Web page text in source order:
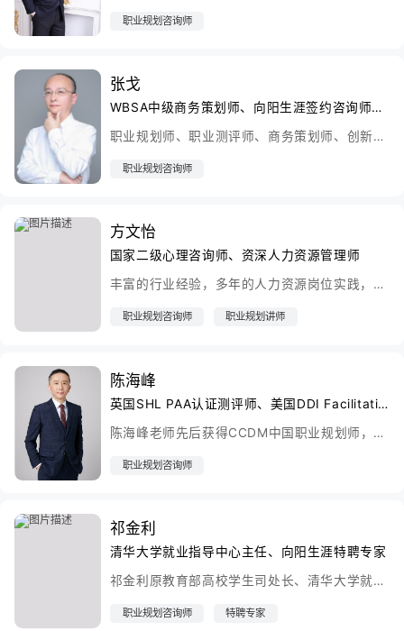
职业规划咨询师
张戈
WBSA中级商务策划师、向阳生涯签约咨询师、上海交通大学工学博士
职业规划师、职业测评师、商务策划师、创新创业项目实战导师 中国职业规划师张戈有多年的企业实际工作经验,在企业的管理咨询和培训方面有着丰富的经验,从事高等教育多年,累计完成200多例职业规划案例。
职业规划咨询师
方文怡
国家二级心理咨询师、资深人力资源管理师
丰富的行业经验，多年的人力资源岗位实践，使其熟知通信、广告新媒体、新型服务业的用人理念，为通用管理岗位、设计人员、生产技术人员提供精准的职业定位和转型重塑。7年来，处理个人职业规划案例300余起，深得客户的好评，满意率达到98%。
职业规划咨询师 职业规划讲师
陈海峰
英国SHL PAA认证测评师、美国DDI Facilitation Skills认证讲师
陈海峰老师先后获得CCDM中国职业规划师，BSC职业规划咨询导师资质。专注于咨询客户职业生涯各个转型阶段的职业发展与核心专业能力提升。运用职业规划咨询技术和自身行业专业经验，通过专业定性和定量工具测评分析，形成具有个人独特职业优势的专业解决方案。
职业规划咨询师
祁金利
清华大学就业指导中心主任、向阳生涯特聘专家
祁金利原教育部高校学生司处长、清华大学就业指导中心主任、北京高校毕业生就业促进会副会长
职业规划咨询师 特聘专家